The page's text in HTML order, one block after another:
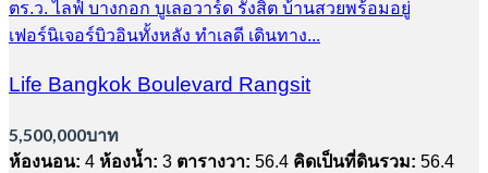
ตร.ว. ไลฟ์ บางกอก บูเลอวาร์ด รังสิต บ้านสวยพร้อมอยู่
เฟอร์นิเจอร์บิวอินทั้งหลัง ทำเลดี เดินทาง...
Life Bangkok Boulevard Rangsit
5,500,000บาท
ห้องนอน: 4 ห้องน้ำ: 3 ตารางวา: 56.4 คิดเป็นที่ดินรวม: 56.4